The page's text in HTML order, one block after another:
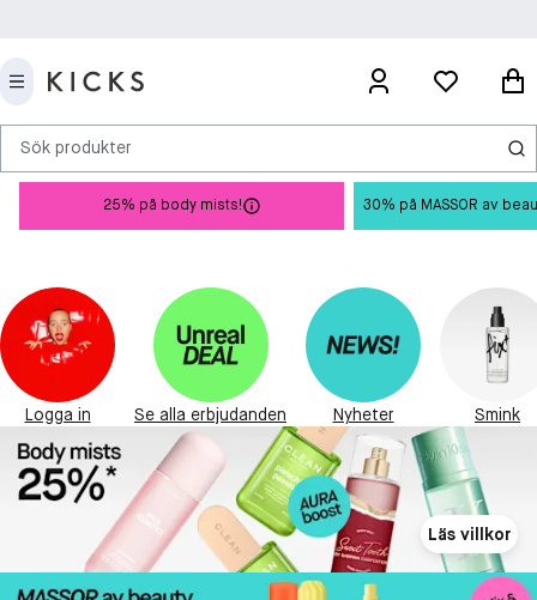
Sök produkter
25% på body mists! 30% på MASSOR av
Logga in Se alla erbjudanden Nyheter Smink
Läs villkor